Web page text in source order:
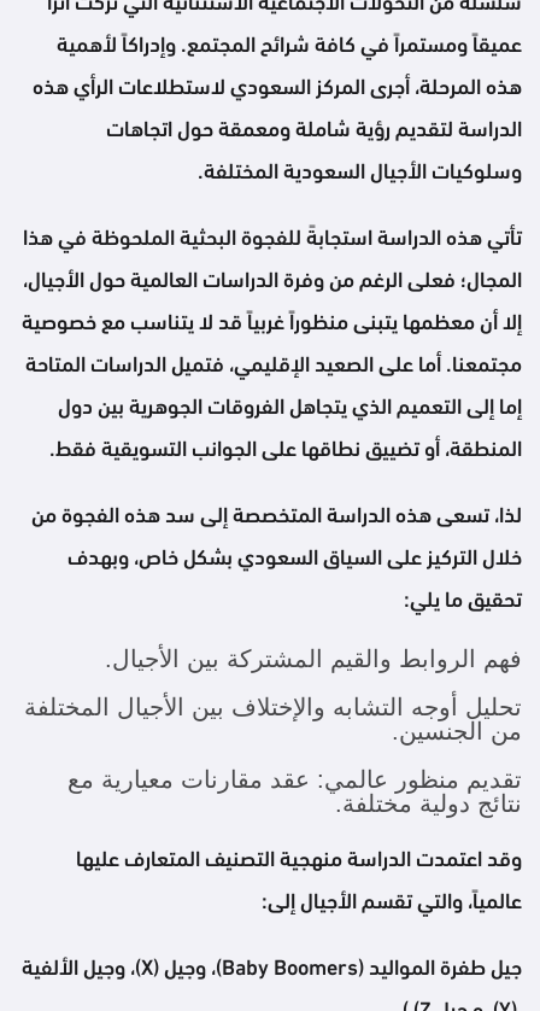
عميقاً ومستمراً في كافة شرائح المجتمع. وإدراكاً لأهمية
هذه المرحلة، أجرى المركز السعودي لاستطلاعات الرأي هذه
الدراسة لتقديم رؤية شاملة ومعمقة حول اتجاهات
وسلوكيات الأجيال السعودية المختلفة.
تأتي هذه الدراسة استجابةً للفجوة البحثية الملحوظة في هذا
المجال؛ فعلى الرغم من وفرة الدراسات العالمية حول الأجيال،
إلا أن معظمها يتبنى منظوراً غربياً قد لا يتناسب مع خصوصية
مجتمعنا. أما على الصعيد الإقليمي، فتميل الدراسات المتاحة
إما إلى التعميم الذي يتجاهل الفروقات الجوهرية بين دول
المنطقة، أو تضييق نطاقها على الجوانب التسويقية فقط.
لذا، تسعى هذه الدراسة المتخصصة إلى سد هذه الفجوة من
خلال التركيز على السياق السعودي بشكل خاص، وبهدف
تحقيق ما يلي:
فهم الروابط والقيم المشتركة بين الأجيال.
تحليل أوجه التشابه والإختلاف بين الأجيال المختلفة
من الجنسين.
تقديم منظور عالمي: عقد مقارنات معيارية مع
نتائج دولية مختلفة.
وقد اعتمدت الدراسة منهجية التصنيف المتعارف عليها
عالمياً، والتي تقسم الأجيال إلى:
جيل طفرة المواليد (Baby Boomers)، وجيل (X)، وجيل الألفية